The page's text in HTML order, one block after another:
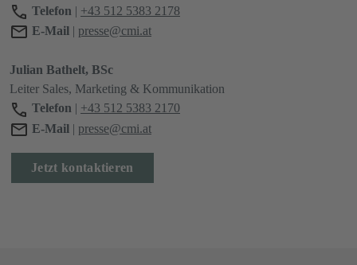
Telefon | +43 512 5383 2178
E-Mail | presse@cmi.at
Julian Bathelt, BSc
Leiter Sales, Marketing & Kommunikation
Telefon
+43 512 5383 2170
E-Mail | presse@cmi.at
Jetzt kontaktieren